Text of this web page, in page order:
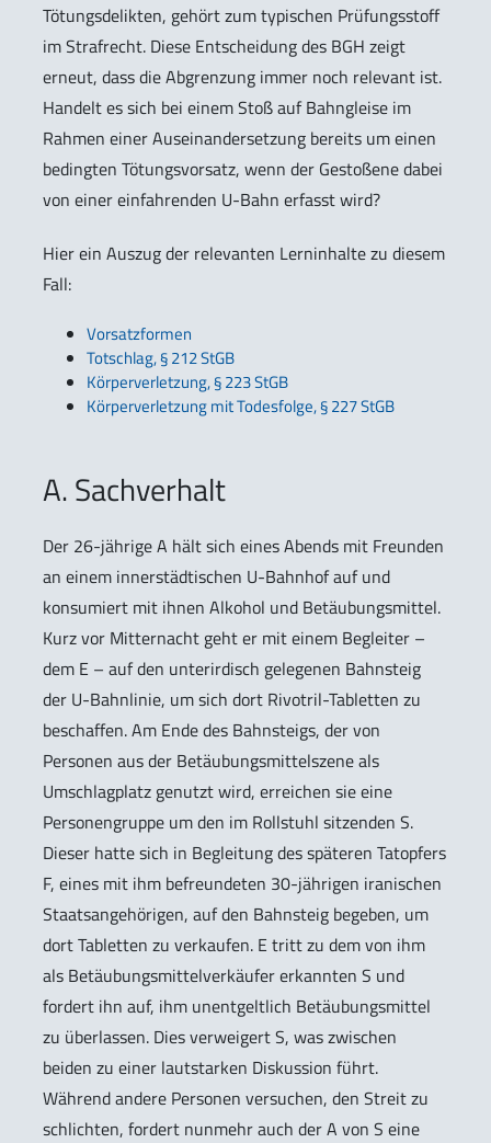
Tötungsdelikten, gehört zum typischen Prüfungsstoff
im Strafrecht. Diese Entscheidung des BGH zeigt
erneut, dass die Abgrenzung immer noch relevant ist.
Handelt es sich bei einem Stoß auf Bahngleise im
Rahmen einer Auseinandersetzung bereits um einen
bedingten Tötungsvorsatz, wenn der Gestoßene dabei
von einer einfahrenden U-Bahn erfasst wird?
Hier ein Auszug der relevanten Lerninhalte zu diesem
Fall:
Vorsatzformen
Totschlag, § 212 StGB
Körperverletzung, § 223 StGB
Körperverletzung mit Todesfolge, § 227 StGB
A. Sachverhalt
Der 26-jährige A hält sich eines Abends mit Freunden
an einem innerstädtischen U-Bahnhof auf und
konsumiert mit ihnen Alkohol und Betäubungsmittel.
Kurz vor Mitternacht geht er mit einem Begleiter –
dem E – auf den unterirdisch gelegenen Bahnsteig
der U-Bahnlinie, um sich dort Rivotril-Tabletten zu
beschaffen. Am Ende des Bahnsteigs, der von
Personen aus der Betäubungsmittelszene als
Umschlagplatz genutzt wird, erreichen sie eine
Personengruppe um den im Rollstuhl sitzenden S.
Dieser hatte sich in Begleitung des späteren Tatopfers
F, eines mit ihm befreundeten 30-jährigen iranischen
Staatsangehörigen, auf den Bahnsteig begeben, um
dort Tabletten zu verkaufen. E tritt zu dem von ihm
als Betäubungsmittelverkäufer erkannten S und
fordert ihn auf, ihm unentgeltlich Betäubungsmittel
zu überlassen. Dies verweigert S, was zwischen
beiden zu einer lautstarken Diskussion führt.
Während andere Personen versuchen, den Streit zu
schlichten, fordert nunmehr auch der A von S eine